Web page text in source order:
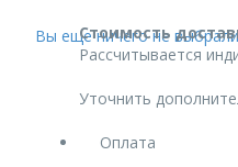
Вы еще ничего не выбрали
Стоимость
Рассчитывается
Уточнить
Оплата